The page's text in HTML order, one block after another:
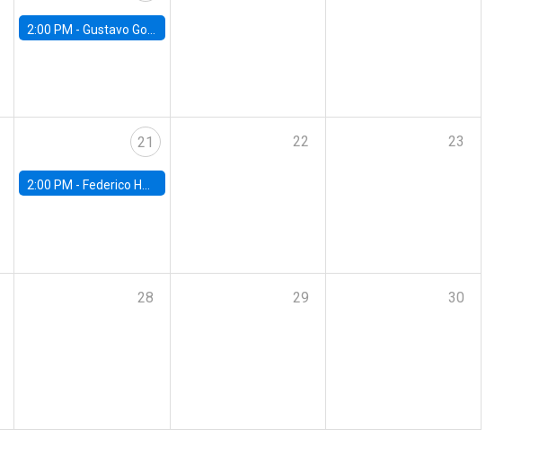
2:00 PM - Gustavo González - Banco Central de Chile
21
2:00 PM - Federico Huneeus - Banco Central de Chile
22 23
28 29 30